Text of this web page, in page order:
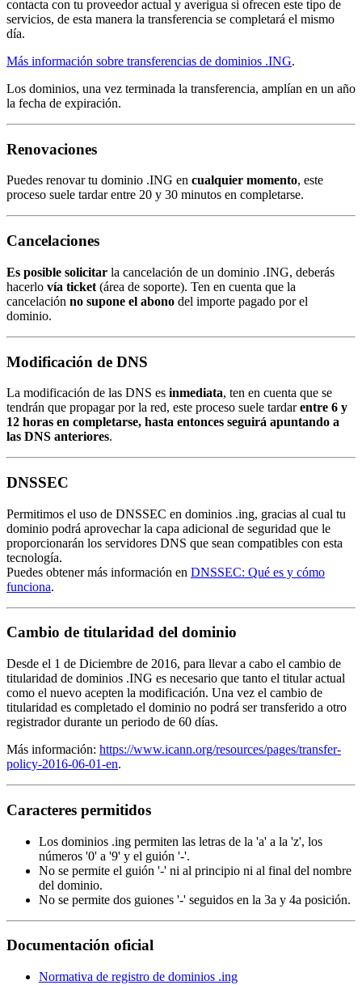
contacta con tu proveedor actual y averigua si ofrecen este tipo de
servicios, de esta manera la transferencia se completará el mismo
día.
Más información sobre transferencias de dominios .ING.
Los dominios, una vez terminada la transferencia, amplían en un año
la fecha de expiración.
Renovaciones
Puedes renovar tu dominio .ING en cualquier momento, este
proceso suele tardar entre 20 y 30 minutos en completarse.
Cancelaciones
Es posible solicitar la cancelación de un dominio .ING, deberás
hacerlo vía ticket (área de soporte). Ten en cuenta que la
cancelación no supone el abono del importe pagado por el
dominio.
Modificación de DNS
La modificación de las DNS es inmediata, ten en cuenta que se
tendrán que propagar por la red, este proceso suele tardarentre 6 y
12 horas en completarse, hasta entonces seguirá apuntando a
las DNS anteriores.
DNSSEC
Permitimos el uso de DNSSEC en dominios .ing, gracias al cual tu
dominio podrá aprovechar la capa adicional de seguridad que le
proporcionarán los servidores DNS que sean compatibles con esta
tecnología.
Puedes obtener más información en DNSSEC: Qué es y cómo
funciona.
Cambio de titularidad del dominio
Desde el 1 de Diciembre de 2016, para llevar a cabo el cambio de
titularidad de dominios .ING es necesario que tanto el titular actual
como el nuevo acepten la modificación. Una vez el cambio de
titularidad es completado el dominio no podrá ser transferido a otro
registrador durante un periodo de 60 días.
Más información: https://www.icann.org/resources/pages/transfer-
policy-2016-06-01-en.
Caracteres permitidos
Los dominios .ing permiten las letras de la 'a' a la 'z', los
números '0' a '9' y el guión '-'.
No se permite el guión '-' ni al principio ni al final del nombre
del dominio.
No se permite dos guiones '-' seguidos en la 3a y 4a posición.
Documentación oficial
Normativa de registro de dominios .ing